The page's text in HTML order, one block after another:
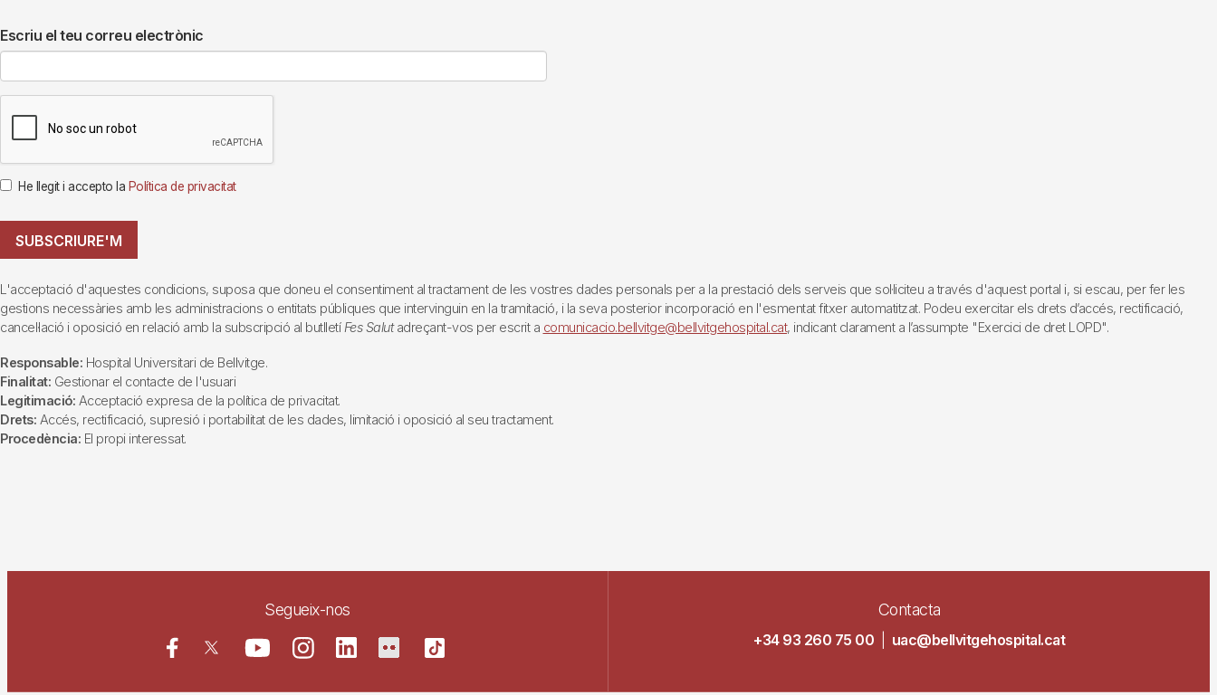
Escriu el teu correu electrònic
He llegit i accepto la Política de privacitat
SUBSCRIURE'M
L'acceptació d'aquestes condicions, suposa que doneu el consentiment al tractament de les vostres dades personals per a la prestació dels serveis que sol·liciteu a través d'aquest portal i, si escau, per fer les
gestions necessàries amb les administracions o entitats públiques que intervinguin en la tramitació, i la seva posterior incorporació en l'esmentat fitxer automatitzat. Podeu exercitar els drets d’accés, rectificació,
cancel·lació i oposició en relació amb la subscripció al butlletí Fes Salutadreçant-vos per escrit a comunicacio.bellvitge@bellvitgehospital.cat, indicant clarament a l’assumpte "Exercici de dret LOPD".
Responsable: Hospital Universitari de Bellvitge.
Finalitat: Gestionar el contacte de l'usuari
Legitimació: Acceptació expresa de la política de privacitat.
Drets: Accés, rectificació, supresió i portabilitat de les dades, limitació i oposició al seu tractament.
Procedència: El propi interessat.
Segueix-nos Contacta
+34 93 260 75 00 uac@bellvitgehospital.cat